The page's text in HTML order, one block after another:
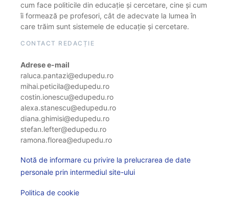
cum face politicile din educație și cercetare, cine și cum
îi formează pe profesori, cât de adecvate la lumea în
care trăim sunt sistemele de educație și cercetare.
CONTACT REDACȚIE
Adrese e-mail
raluca.pantazi@edupedu.ro
mihai.peticila@edupedu.ro
costin.ionescu@edupedu.ro
alexa.stanescu@edupedu.ro
diana.ghimisi@edupedu.ro
stefan.lefter@edupedu.ro
ramona.florea@edupedu.ro
Notă de informare cu privire la prelucrarea de date
personale prin intermediul site-ului
Politica de cookie